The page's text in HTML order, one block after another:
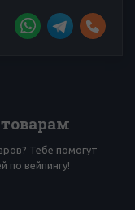
Тебе помогут
по вейпингу!